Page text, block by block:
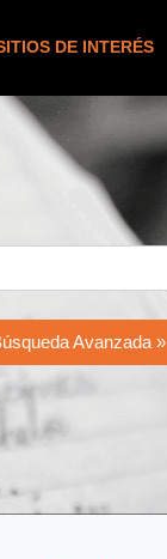
DE INTERÉS
Avanzada »